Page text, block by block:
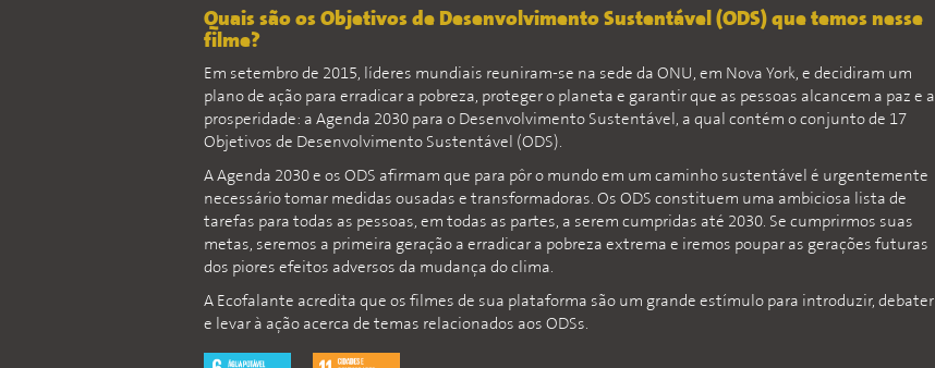
Quais são os Objetivos de Desenvolvimento Sustentável (ODS) que temos nesse
filme?
Em setembro de 2015, líderes mundiais reuniram-se na sede da ONU, em Nova York, e decidiram um
plano de ação para erradicar a pobreza, proteger o planeta e garantir que as pessoas alcancem a paz e a
prosperidade: a Agenda 2030 para o Desenvolvimento Sustentável, a qual contém o conjunto de 17
Objetivos de Desenvolvimento Sustentável (ODS).
A Agenda 2030 e os ODS afirmam que para pôr o mundo em um caminho sustentável é urgentemente
necessário tomar medidas ousadas e transformadoras. Os ODS constituem uma ambiciosa lista de
tarefas para todas as pessoas, em todas as partes, a serem cumpridas até 2030. Se cumprirmos suas
metas, seremos a primeira geração a erradicar a pobreza extrema e iremos poupar as gerações futuras
dos piores efeitos adversos da mudança do clima.
A Ecofalante acredita que os filmes de sua plataforma são um grande estímulo para introduzir, debater
e levar à ação acerca de temas relacionados aos ODSs.